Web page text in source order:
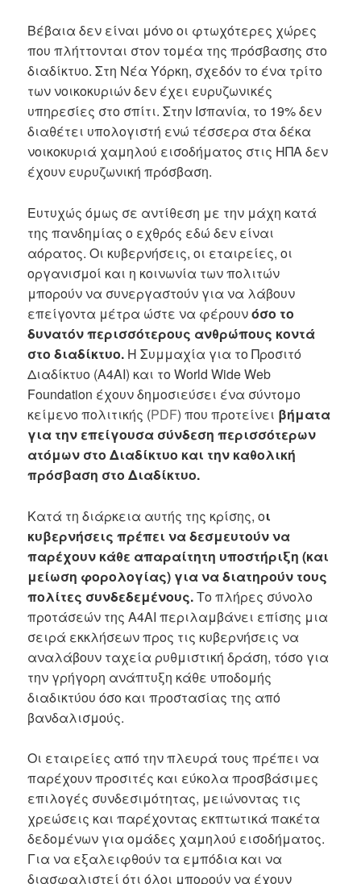
Βέβαια δεν είναι μόνο οι φτωχότερες χώρες
που πλήττονται στον τομέα της πρόσβασης στο
διαδίκτυο. Στη Νέα Υόρκη, σχεδόν το ένα τρίτο
των νοικοκυριών δεν έχει ευρυζωνικές
υπηρεσίες στο σπίτι. Στην Ισπανία, το 19% δεν
διαθέτει υπολογιστή ενώ τέσσερα στα δέκα
νοικοκυριά χαμηλού εισοδήματος στις ΗΠΑ δεν
έχουν ευρυζωνική πρόσβαση.
Ευτυχώς όμως σε αντίθεση με την μάχη κατά
της πανδημίας ο εχθρός εδώ δεν είναι
αόρατος. Οι κυβερνήσεις, οι εταιρείες, οι
οργανισμοί και η κοινωνία των πολιτών
μπορούν να συνεργαστούν για να λάβουν
επείγοντα μέτρα ώστε να φέρουνόσο το
δυνατόν περισσότερους ανθρώπους κοντά
στο διαδίκτυο. Η Συμμαχία για το Προσιτό
Διαδίκτυο (A4AI) και το World Wide Web
Foundation έχουν δημοσιεύσει ένα σύντομο
κείμενο πολιτικής (PDF) που προτείνει βήματα
για την επείγουσα σύνδεση περισσότερων
ατόμων στο Διαδίκτυο και την καθολική
πρόσβαση στο Διαδίκτυο.
Κατά τη διάρκεια αυτής της κρίσης, οι
κυβερνήσεις πρέπει να δεσμευτούν να
παρέχουν κάθε απαραίτητη υποστήριξη (και
μείωση φορολογίας) για να διατηρούν τους
πολίτες συνδεδεμένους.Το πλήρες σύνολο
προτάσεών της A4AI περιλαμβάνει επίσης μια
σειρά εκκλήσεων προς τις κυβερνήσεις να
αναλάβουν ταχεία ρυθμιστική δράση, τόσο για
την γρήγορη ανάπτυξη κάθε υποδομής
διαδικτύου όσο και προστασίας της από
βανδαλισμούς.
Οι εταιρείες από την πλευρά τους πρέπει να
παρέχουν προσιτές και εύκολα προσβάσιμες
επιλογές συνδεσιμότητας, μειώνοντας τις
χρεώσεις και παρέχοντας εκπτωτικά πακέτα
δεδομένων για ομάδες χαμηλού εισοδήματος.
Για να εξαλειφθούν τα εμπόδια και να
διασφαλιστεί ότι όλοι μπορούν να έχουν